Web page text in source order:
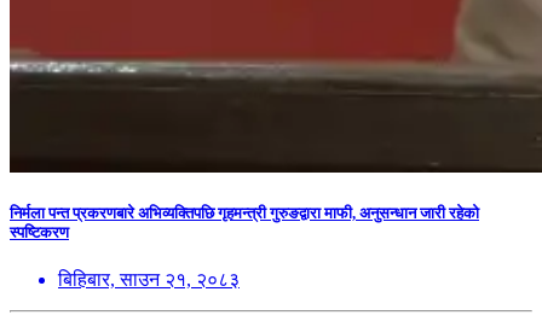
निर्मला पन्त प्रकरणबारे अभिव्यक्तिपछि गृहमन्त्री गुरुङद्वारा माफी, अनुसन्धान जारी रहेको
स्पष्टिकरण
बिहिबार, साउन २१, २०८३